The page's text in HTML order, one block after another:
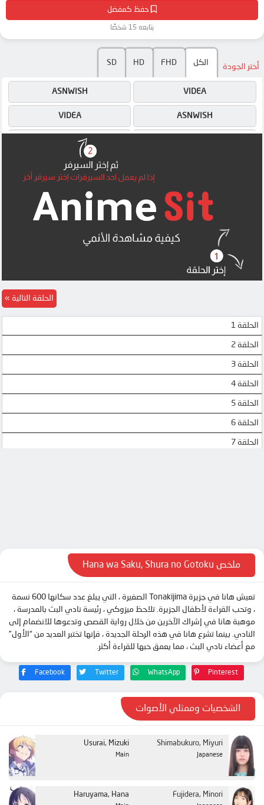
حفظ كمفضل
يتابعه 15 شخصًا
أختر الجودة الكل FHD
HD
SD
OK
MP4UPLOAD
VIDEA
ASNWISH
ASNWISH
VIDEA
DRIVE
الحلقة 1
الحلقة 2
الحلقة 3
الحلقة 4
الحلقة 5
الحلقة 6
الحلقة 7
الحلقة التالية
ملخص Hana wa Saku, Shura no Gotoku
تعيش هانا في جزيرة Tonakijima الصغيرة ، التي يبلغ عدد سكانها 600 نسمة
، وتحب القراءة لأطفال الجزيرة. تلاحظ ميزوكي ، رئيسة نادي البث بالمدرسة ،
موهبة هانا في إشراك الآخرين من خلال رواية القصص وتدعوها للانضمام إلى
النادي. بينما تشرع هانا في هذه الرحلة الجديدة ، فإنها تختبر العديد من “الأول”
مع أعضاء نادي البث ، مما يعمق حبها للقراءة أكثر.
Facebook Twitter WhatsApp Pinterest
الشخصيات وممثلي الأصوات
Usurai, Mizuki
Main
Shimabukuro, Miyuri
Japanese
Haruyama, Hana Fujidera, Minori